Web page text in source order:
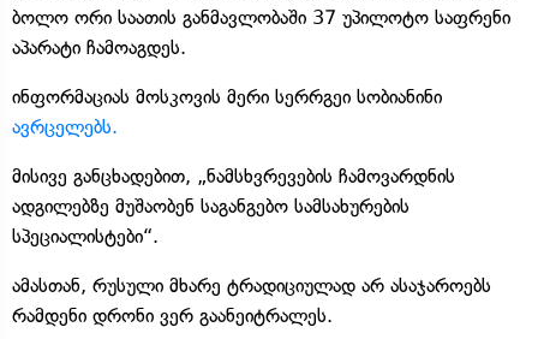
ბოლო ორი საათის განმავლობაში 37 უპილოტო საფრენი
აპარატი ჩამოაგდეს.
ინფორმაციას მოსკოვის მერი სერრგეი სობიანინი
ავრცელებს.
მისივე განცხადებით, „ნამსხვრევების ჩამოვარდნის
ადგილებზე მუშაობენ საგანგებო სამსახურების
სპეციალისტები“.
ამასთან, რუსული მხარე ტრადიციულად არ ასაჯაროებს
რამდენი დრონი ვერ გაანეიტრალეს.